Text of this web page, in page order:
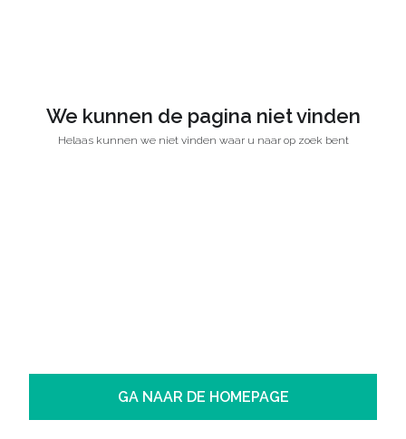
We kunnen de pagina niet vinden
Helaas kunnen we niet vinden waar u naar op zoek bent
GA NAAR DE HOMEPAGE